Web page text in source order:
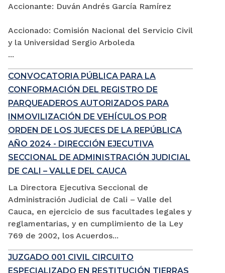
Accionante: Duván Andrés García Ramírez
Accionado: Comisión Nacional del Servicio Civil
y la Universidad Sergio Arboleda
...
CONVOCATORIA PÚBLICA PARA LA
CONFORMACIÓN DEL REGISTRO DE
PARQUEADEROS AUTORIZADOS PARA
INMOVILIZACIÓN DE VEHÍCULOS POR
ORDEN DE LOS JUECES DE LA REPÚBLICA
AÑO 2024 - DIRECCIÓN EJECUTIVA
SECCIONAL DE ADMINISTRACIÓN JUDICIAL
DE CALI – VALLE DEL CAUCA
La Directora Ejecutiva Seccional de
Administración Judicial de Cali – Valle del
Cauca, en ejercicio de sus facultades legales y
reglamentarias, y en cumplimiento de la Ley
769 de 2002, los Acuerdos...
JUZGADO 001 CIVIL CIRCUITO
ESPECIALIZADO EN RESTITUCIÓN TIERRAS